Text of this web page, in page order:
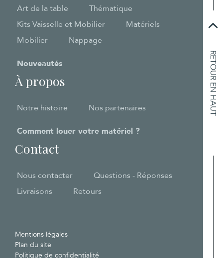
RETOUR EN HAUT
Art de la table
Thématique
Kits Vaisselle et Mobilier
Matériels
Mobilier
Nappage
Nouveautés
À propos
Notre histoire Nos partenaires
Comment louer votre matériel ?
Contact
Nous contacter
Questions - Réponses
Livraisons
Retours
Mentions légales
Plan du site
Politique de confidentialité